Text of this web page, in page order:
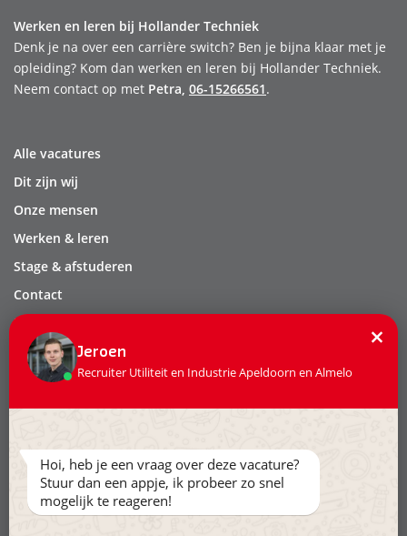
×
Jeroen
Recruiter Utiliteit en Industrie Apeldoorn en Almelo
Hoi, heb je een vraag over deze vacature?
Stuur dan een appje, ik probeer zo snel
mogelijk te reageren!
Werken en leren bij Hollander Techniek
Denk je na over een carrière switch? Ben je bijna klaar met je
opleiding? Kom dan werken en leren bij Hollander Techniek.
Neem contact op met Petra, 06-15266561.
Alle vacatures
Dit zijn wij
Onze mensen
Werken & leren
Stage & afstuderen
Contact
Privacy
Leveringsvoorwaarden
Ga naar www.hollandertechniek.nl